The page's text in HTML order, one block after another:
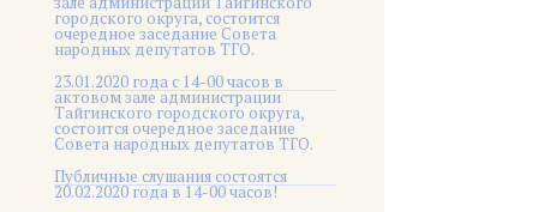
городского округа, состоится
очередное заседание Совета
народных депутатов ТГО.
23.01.2020 года с 14-00 часов в
актовом зале администрации
Тайгинского городского округа,
состоится очередное заседание
Совета народных депутатов ТГО.
Публичные слушания состоятся
20.02.2020 года в 14-00 часов!